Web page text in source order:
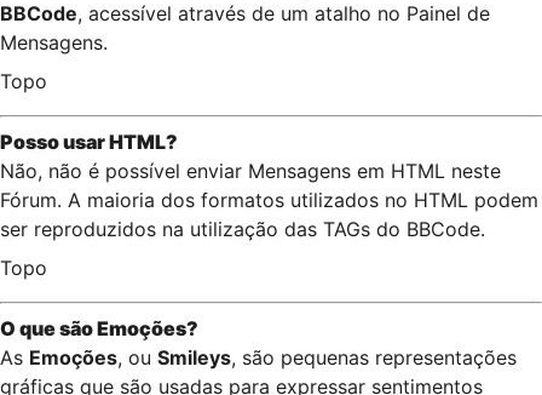
BBCode, acessível através de um atalho no Painel de
Mensagens.
Topo
Posso usar HTML?
Não, não é possível enviar Mensagens em HTML neste
Fórum. A maioria dos formatos utilizados no HTML podem
ser reproduzidos na utilização das TAGs do BBCode.
Topo
O que são Emoções?
As Emoções, ou Smileys, são pequenas representações
gráficas que são usadas para expressar sentimentos